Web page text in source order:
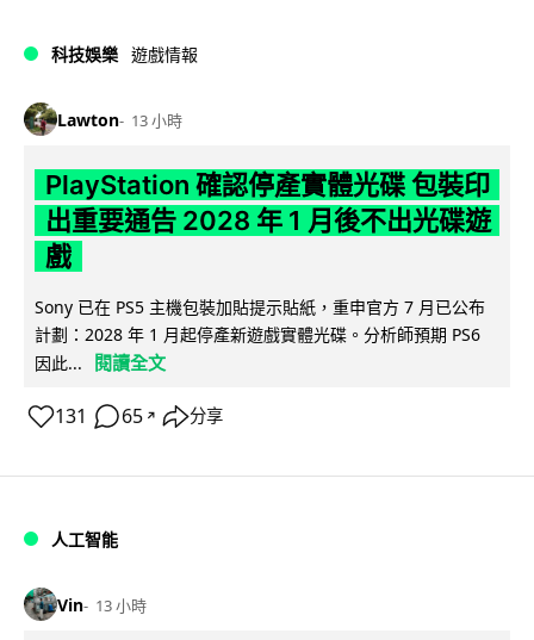
科技娛樂 遊戲情報
Lawton 13 小時
PlayStation 確認停產實體光碟 包裝印
出重要通告 2028 年 1 月後不出光碟遊
戲
Sony 已在 PS5 主機包裝加貼提示貼紙，重申官方 7 月已公布
計劃：2028 年 1 月起停產新遊戲實體光碟。分析師預期 PS6
因此...
閱讀全文
131 65 ↗ 分享
人工智能
Vin 13 小時